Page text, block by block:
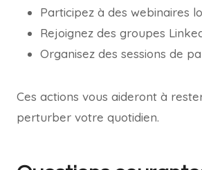
Participez à des webinaires
Rejoignez des groupes
Organisez des sessions de
Ces actions vous aideront à
perturber votre quotidien.